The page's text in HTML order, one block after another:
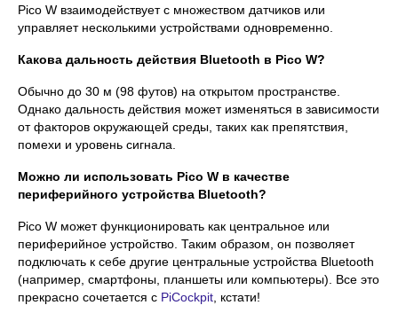
Pico W взаимодействует с множеством датчиков или
управляет несколькими устройствами одновременно.
Какова дальность действия Bluetooth в Pico W?
Обычно до 30 м (98 футов) на открытом пространстве.
Однако дальность действия может изменяться в зависимости
от факторов окружающей среды, таких как препятствия,
помехи и уровень сигнала.
Можно ли использовать Pico W в качестве
периферийного устройства Bluetooth?
Pico W может функционировать как центральное или
периферийное устройство. Таким образом, он позволяет
подключать к себе другие центральные устройства Bluetooth
(например, смартфоны, планшеты или компьютеры). Все это
прекрасно сочетается с PiCockpit , кстати!